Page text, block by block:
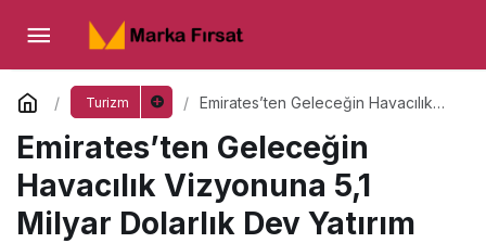
Turizm
Emirates’ten Geleceğin Havacılık
Yatırım
Emirates’ten Geleceğin
Havacılık Vizyonuna 5,1
Milyar Dolarlık Dev Yatırım
Emirates’ten Geleceğin Havacılık Vizyonuna
5,1 Milyar Dolarlık Dev Yatırım
Yorum Yap